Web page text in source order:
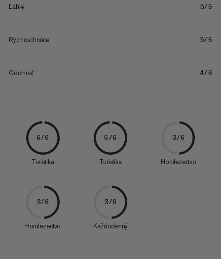
Ľahký 5/6
Rýchloschnúce 5/6
Odolnosť 4/6
6/6
Turistika
6/6
Turistika
3/6
Horolezectvo
3/6
Horolezectvo
3/6
Každodenný